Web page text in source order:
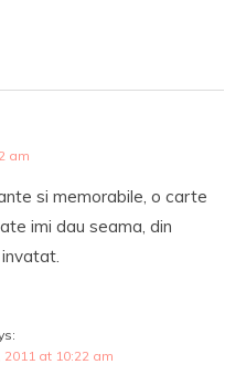
am
si memorabile, o carte
imi dau seama, din
at 10:22 am